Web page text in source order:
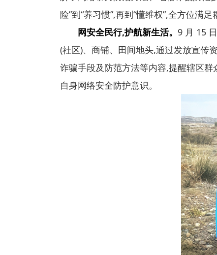
险”到“养习惯”,再到“懂维权”,全方位满
网安全民行,护航新生活。 9 月 15
(社区)、商铺、田间地头,通过发放宣传
诈骗手段及防范方法等内容,提醒辖区
自身网络安全防护意识。